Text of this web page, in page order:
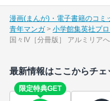
漫画(まんが)・電子書籍のコミ
青年マンガ
小学館集英社プ
国々IV［分冊版］ アルミリア
最新情報はここからチェ
限定特典GET